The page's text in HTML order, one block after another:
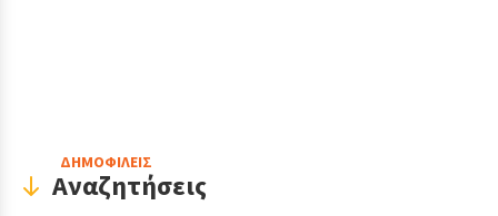
HeaderΔΗΜΟΦΙΛΕΙΣ
Αναζητήσεις